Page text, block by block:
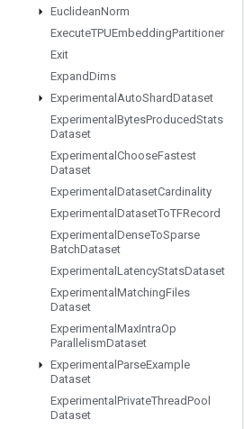
EuclideanNorm
ExecuteTPUEmbeddingPartitioner
Exit
ExpandDims
Experimental AutoShardDataset
Experimental BytesProducedStats
Dataset
Experimental ChooseFastest
Dataset
Experimental DatasetCardinality
Experimental DatasetToTFRecord
Experimental DenseToSparse
BatchDataset
Experimental LatencyStatsDataset
Experimental MatchingFiles
Dataset
Experimental MaxIntraOp
ParallelismDataset
Experimental ParseExample
Dataset
Experimental PrivateThreadPool
Dataset